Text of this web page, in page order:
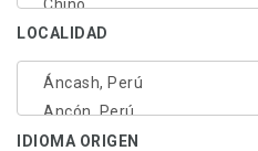
LOCALIDAD
IDIOMA ORIGEN